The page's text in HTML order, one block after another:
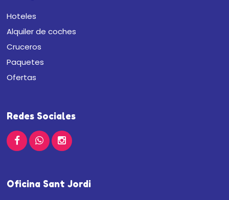
Hoteles
Alquiler de coches
Cruceros
Paquetes
Ofertas
Redes Sociales
Oficina Sant Jordi